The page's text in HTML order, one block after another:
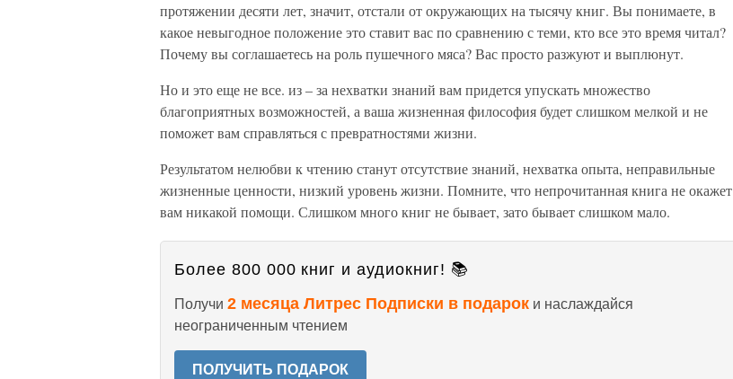
протяжении десяти лет, значит, отстали от окружающих на тысячу книг. Вы понимаете, в
какое невыгодное положение это ставит вас по сравнению с теми, кто все это время читал?
Почему вы соглашаетесь на роль пушечного мяса? Вас просто разжуют и выплюнут.
Но и это еще не все. из – за нехватки знаний вам придется упускать множество
благоприятных возможностей, а ваша жизненная философия будет слишком мелкой и не
поможет вам справляться с превратностями жизни.
Результатом нелюбви к чтению станут отсутствие знаний, нехватка опыта, неправильные
жизненные ценности, низкий уровень жизни. Помните, что непрочитанная книга не окажет
вам никакой помощи. Слишком много книг не бывает, зато бывает слишком мало.
Более 800 000 книг и аудиокниг! 📚
Получи 2 месяца Литрес Подписки в подарок и наслаждайся
неограниченным чтением
ПОЛУЧИТЬ ПОДАРОК